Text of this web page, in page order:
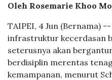
Oleh Rosemarie Khoo
TAIPEI, 4 Jun (Bernama)
infrastruktur kecerdasan
seterusnya akan
berdisiplin merentas
kemampanan, menurut